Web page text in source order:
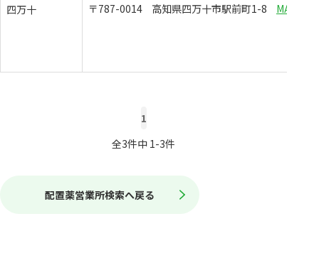
四万十 〒787-0014 高知県四万十市駅前町1-8 MAP
1
全3件中 1-3件
配置薬営業所検索へ戻る